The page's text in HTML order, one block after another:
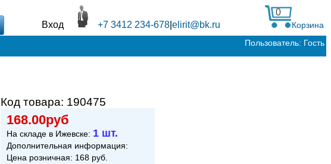
Вход +7 3412 234-678 elirit@bk.ru
0
Корзина
Пользователь: Гость
Код товара: 190475
168.00руб
На складе в Ижевске: 1 шт.
Дополнительная информация:
Цена розничная: 168 руб.